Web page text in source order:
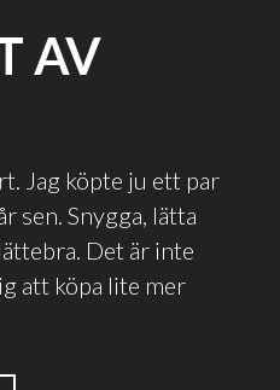
AV
Jag köpte ju ett par
sen. Snygga, lätta
Det är inte
att köpa lite mer